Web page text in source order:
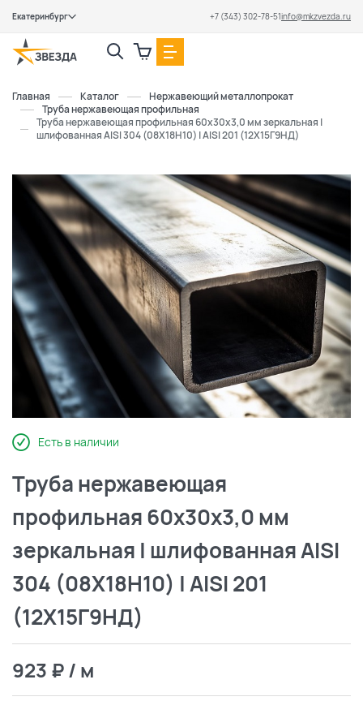
Екатеринбург +7 (343) 302-78-51info@mkzvezda.ru
Главная Каталог
Нержавеющий металлопрокат
Труба нержавеющая профильная
Труба нержавеющая профильная 60х30х3,0 мм зеркальная |
шлифованная AISI 304 (08Х18Н10) | AISI 201 (12Х15Г9НД)
Есть в наличии
Труба нержавеющая
профильная 60х30х3,0 мм
зеркальная | шлифованная AISI
304 (08Х18Н10) | AISI 201
(12Х15Г9НД)
923 ₽ / м